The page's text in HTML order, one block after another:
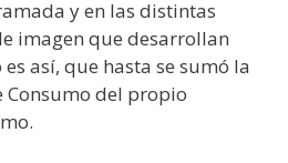
y en las distintas
imagen que desarrollan
así, que hasta se sumó la
del propio